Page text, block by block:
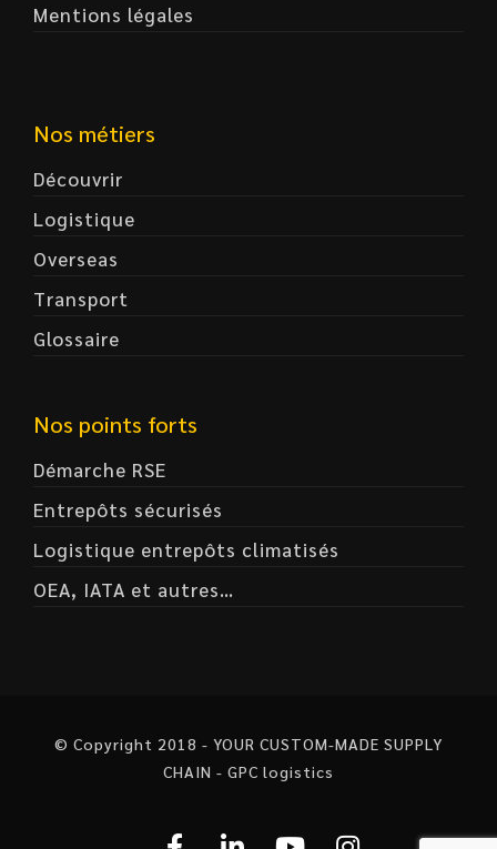
Mentions légales
Nos métiers
Découvrir
Logistique
Overseas
Transport
Glossaire
Nos points forts
Démarche RSE
Entrepôts sécurisés
Logistique entrepôts climatisés
OEA, IATA et autres…
© Copyright 2018 - YOUR CUSTOM-MADE SUPPLY
CHAIN - GPC logistics